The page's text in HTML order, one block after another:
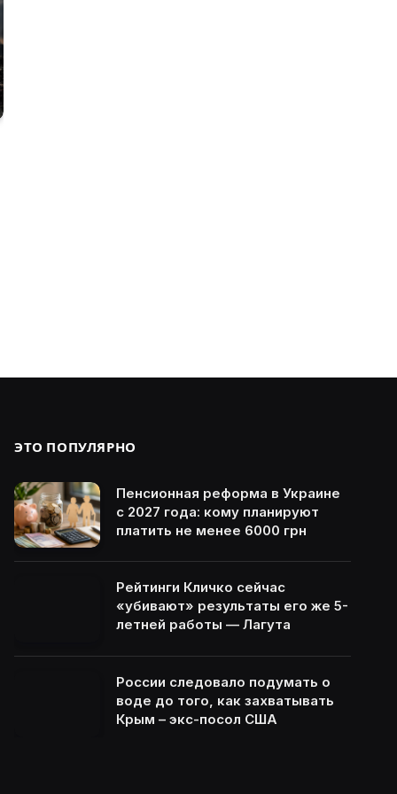
ЭТО ПОПУЛЯРНО
Пенсионная реформа в Украине
с 2027 года: кому планируют
платить не менее 6000 грн
Рейтинги Кличко сейчас
«убивают» результаты его же 5-
летней работы — Лагута
России следовало подумать о
воде до того, как захватывать
Крым – экс-посол США